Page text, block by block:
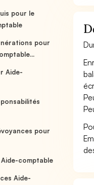
pour le
pour
Aide-
pour
comptable
Aide-